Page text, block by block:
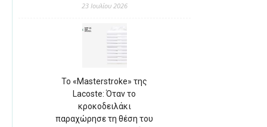
23 Ιουλίου 2026
Το «Masterstroke» της
Lacoste: Όταν το
κροκοδειλάκι
παραχώρησε τη θέση του